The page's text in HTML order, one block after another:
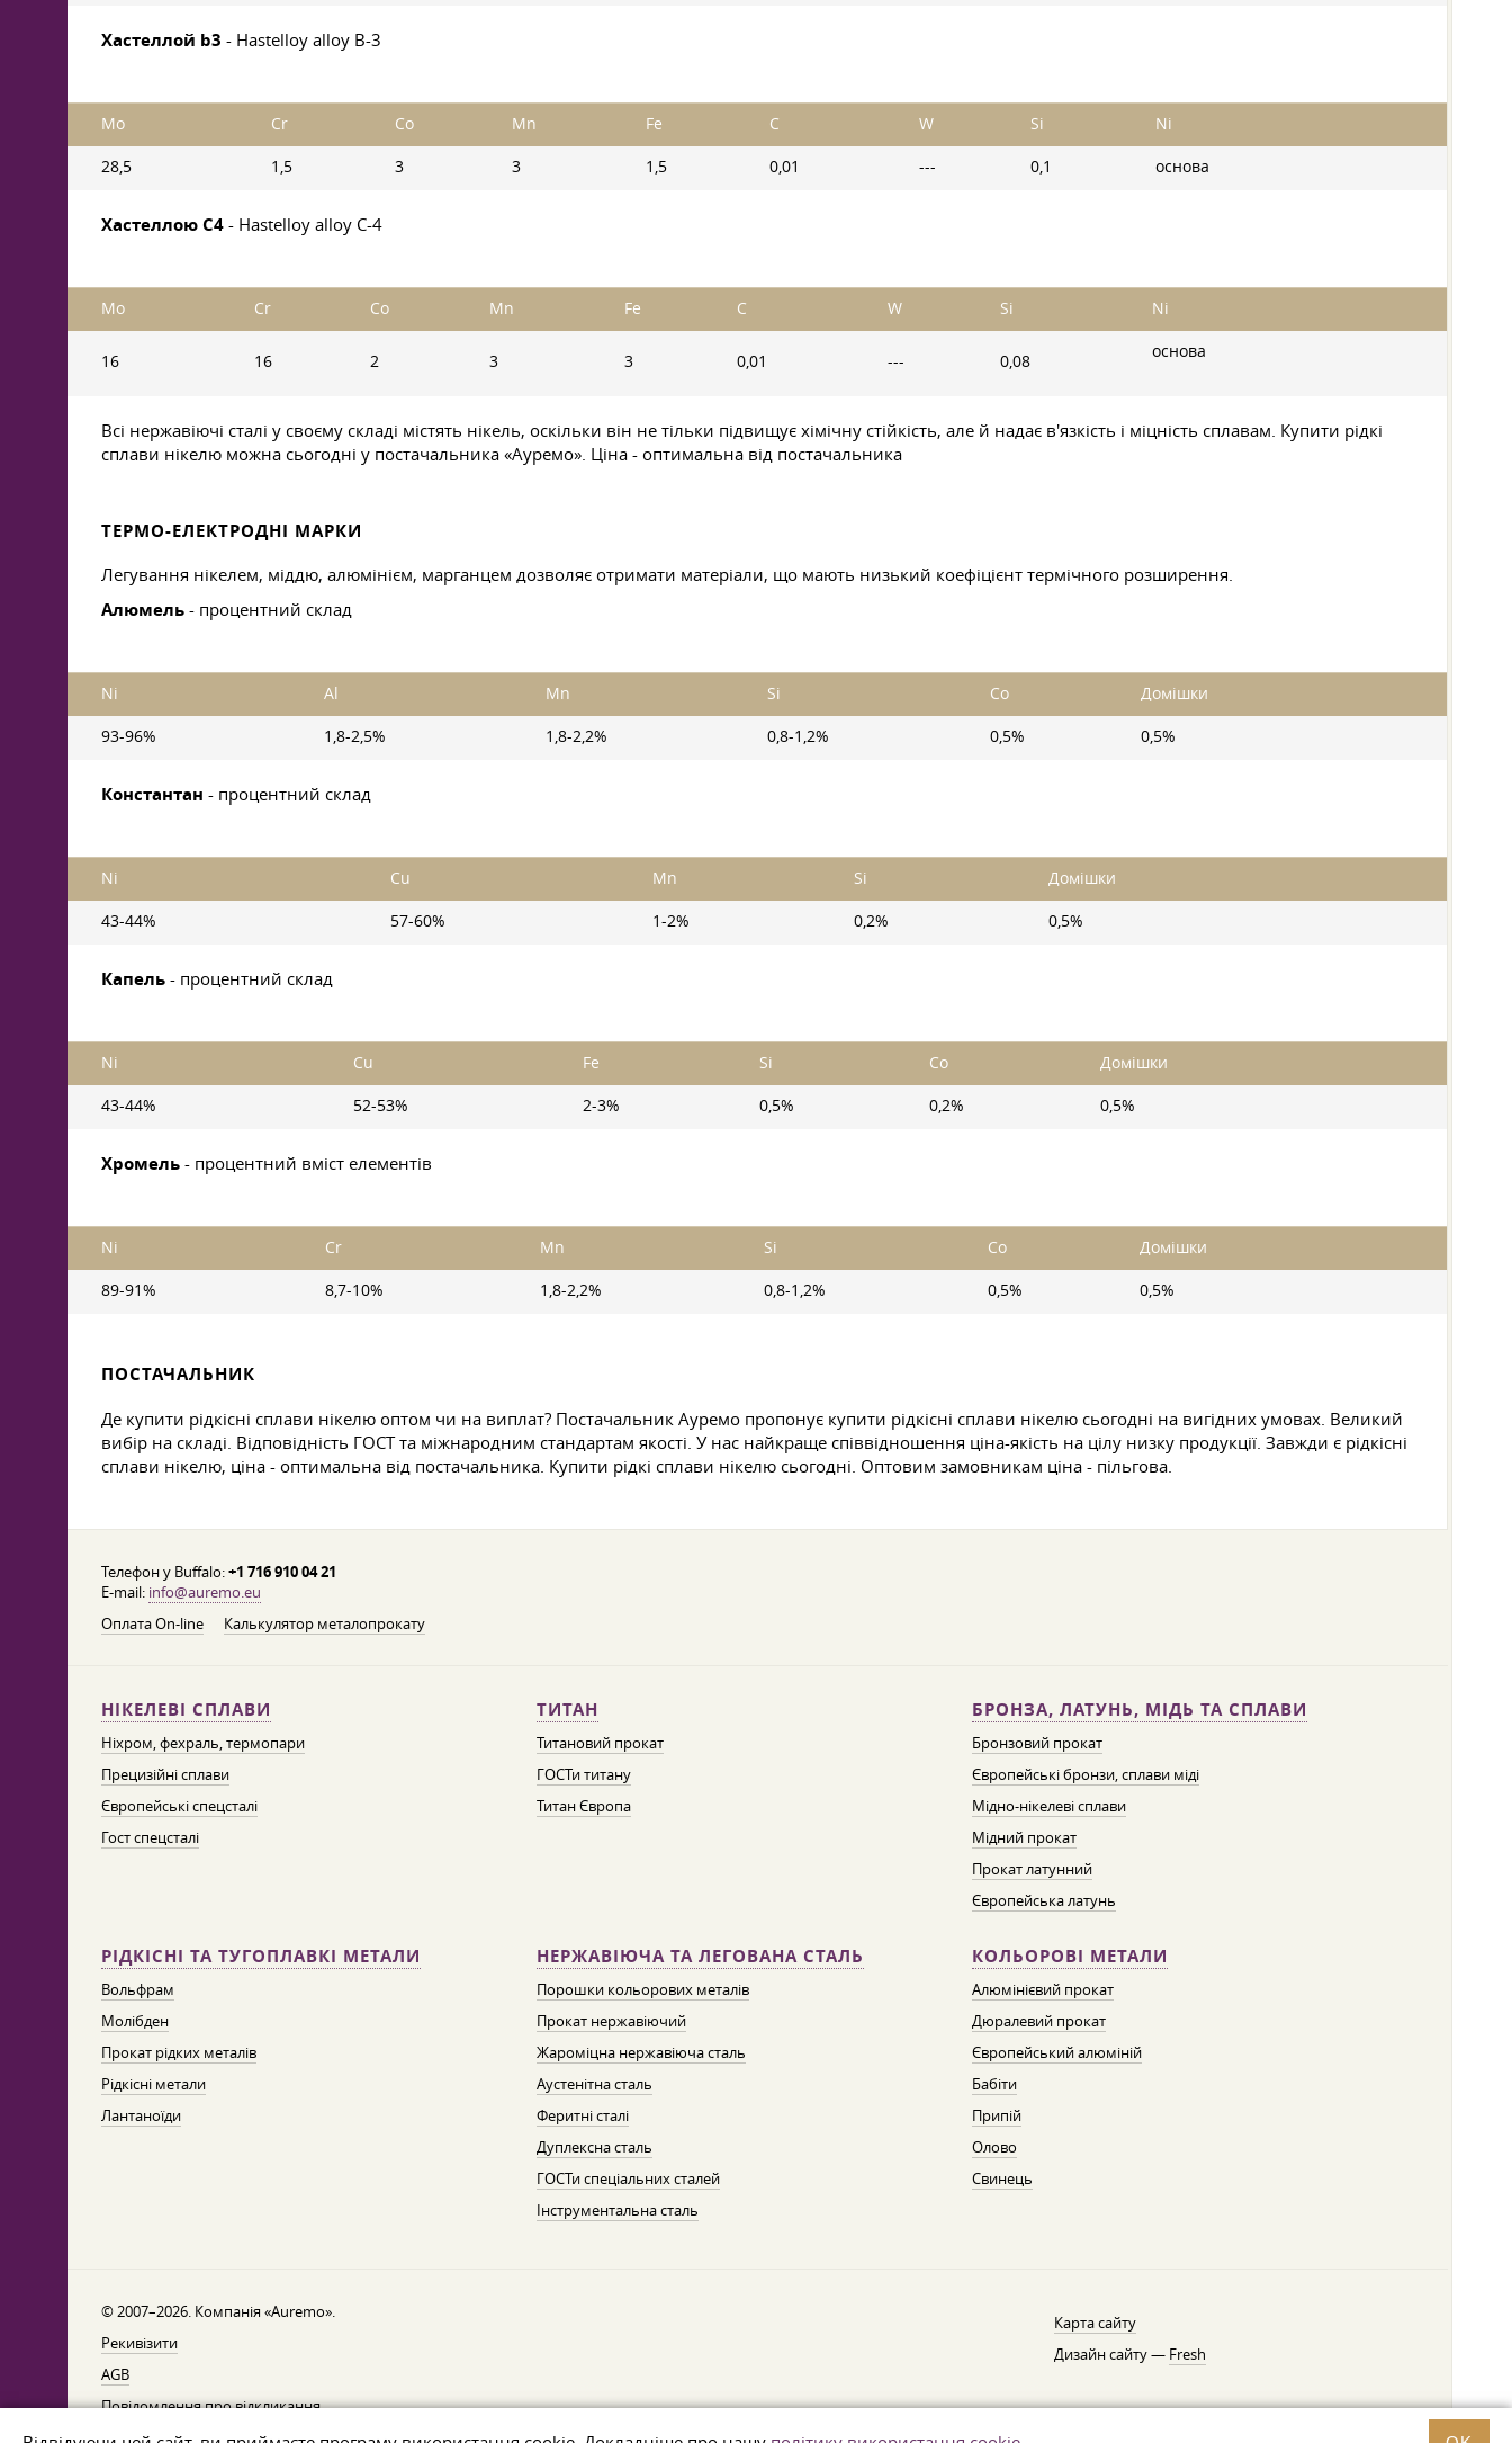
Хастеллой b3 - Hastelloy alloy B-3
Mo Cr Co Mn Fe C W Si Ni
28,5 1,5 3 3 1,5 0,01 --- 0,1 основа
Хастеллою C4 - Hastelloy alloy C-4
Mo Cr Co Mn Fe C W Si Ni
16 16 2 3 3 0,01 --- 0,08 основа
Всі нержавіючі сталі у своєму складі містять нікель, оскільки він не тільки підвищує хімічну стійкість, але й надає в'язкість і міцність сплавам. Купити рідкі
сплави нікелю можна сьогодні у постачальника «Ауремо». Ціна - оптимальна від постачальника
ТЕРМО-ЕЛЕКТРОДНІ МАРКИ
Легування нікелем, міддю, алюмінієм, марганцем дозволяє отримати матеріали, що мають низький коефіцієнт термічного розширення.
Алюмель - процентний склад
Ni Al Mn Si Co Домішки
93-96% 1,8-2,5% 1,8-2,2% 0,8-1,2% 0,5% 0,5%
Константан - процентний склад
Ni Cu Mn Si Домішки
43-44% 57-60% 1-2% 0,2% 0,5%
Капель - процентний склад
Ni Cu Fe Si Co Домішки
43-44% 52-53% 2-3% 0,5% 0,2% 0,5%
Хромель - процентний вміст елементів
Ni Cr Mn Si Co Домішки
89-91% 8,7-10% 1,8-2,2% 0,8-1,2% 0,5% 0,5%
ПОСТАЧАЛЬНИК
Де купити рідкісні сплави нікелю оптом чи на виплат? Постачальник Ауремо пропонує купити рідкісні сплави нікелю сьогодні на вигідних умовах. Великий
вибір на складі. Відповідність ГОСТ та міжнародним стандартам якості. У нас найкраще співвідношення ціна-якість на цілу низку продукції. Завжди є рідкісні
сплави нікелю, ціна - оптимальна від постачальника. Купити рідкі сплави нікелю сьогодні. Оптовим замовникам ціна - пільгова.
Телефон у Buffalo:+1 716 910 04 21
E-mail: info@auremo.eu
Оплата On-line
Калькулятор металопрокату
НІКЕЛЕВІ СПЛАВИ
Ніхром, фехраль, термопари
Прецизійні сплави
Європейські спецсталі
Гост спецсталі
ТИТАН
Титановий прокат
ГОСТи титану
Титан Європа
БРОНЗА, ЛАТУНЬ, МІДЬ ТА СПЛАВИ
Бронзовий прокат
Європейські бронзи, сплави міді
Мідно-нікелеві сплави
Мідний прокат
Прокат латунний
Європейська латунь
РІДКІСНІ ТА ТУГОПЛАВКІ МЕТАЛИ
Вольфрам
Молібден
Прокат рідких металів
Рідкісні метали
Лантаноїди
НЕРЖАВІЮЧА ТА ЛЕГОВАНА СТАЛЬ
Порошки кольорових металів
Прокат нержавіючий
Жароміцна нержавіюча сталь
Аустенітна сталь
Феритні сталі
Дуплексна сталь
ГОСТи спеціальних сталей
Інструментальна сталь
КОЛЬОРОВІ МЕТАЛИ
Алюмінієвий прокат
Дюралевий прокат
Європейський алюміній
Бабіти
Припій
Олово
Свинець
© 2007–2026. Компанія «Auremo».
Рекивізити
AGB
Повідомлення про відкликання
Захист даних
Карта сайту
Дизайн сайту — Fresh